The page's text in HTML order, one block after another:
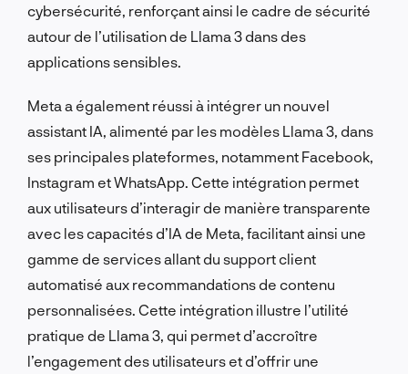
cybersécurité, renforçant ainsi le cadre de sécurité
autour de l’utilisation de Llama 3 dans des
applications sensibles.
Meta a également réussi à intégrer un nouvel
assistant IA, alimenté par les modèles Llama 3, dans
ses principales plateformes, notamment Facebook,
Instagram et WhatsApp. Cette intégration permet
aux utilisateurs d’interagir de manière transparente
avec les capacités d’IA de Meta, facilitant ainsi une
gamme de services allant du support client
automatisé aux recommandations de contenu
personnalisées. Cette intégration illustre l’utilité
pratique de Llama 3, qui permet d’accroître
l’engagement des utilisateurs et d’offrir une